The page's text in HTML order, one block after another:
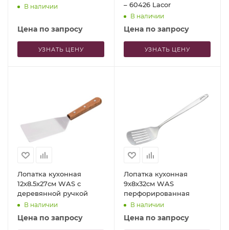
В наличии
Цена по запросу
УЗНАТЬ ЦЕНУ
– 60426 Lacor
В наличии
Цена по запросу
УЗНАТЬ ЦЕНУ
Лопатка кухонная
12x8.5x27см WAS с
деревянной ручкой
В наличии
Цена по запросу
Лопатка кухонная
9x8x32см WAS
перфорированная
В наличии
Цена по запросу